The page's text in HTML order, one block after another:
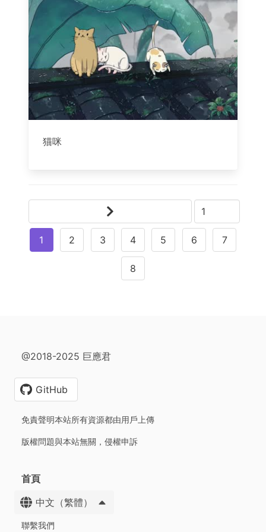
猫咪
1 2 3 4 5 6 7
8
@2018-2025 巨應君
GitHub
免責聲明本站所有資源都由用戶上傳
版權問題與本站無關，侵權申訴
首頁
中文（繁體）
聯繫我們